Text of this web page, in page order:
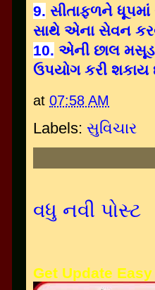
9. સીતાફળને ધૂપમાં
સાથે એના સેવન
10. એની છાલ
ઉપયોગ કરી શકાય
at 07:58 AM
Labels: સુવિચાર
વધુ નવી પોસ્ટ
Get Update Easy